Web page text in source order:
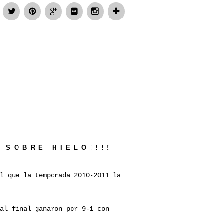
SOBRE HIELO!!!!
la temporada 2010-2011 la
final ganaron por 9-1 con